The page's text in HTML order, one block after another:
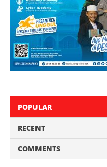
POPULAR
RECENT
COMMENTS